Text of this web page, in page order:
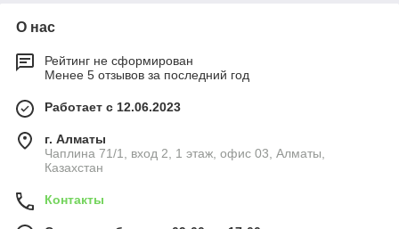
О нас
Рейтинг не сформирован
Менее 5 отзывов за последний год
Работает с 12.06.2023
г. Алматы
Чаплина 71/1, вход 2, 1 этаж, офис 03, Алматы,
Казахстан
Контакты